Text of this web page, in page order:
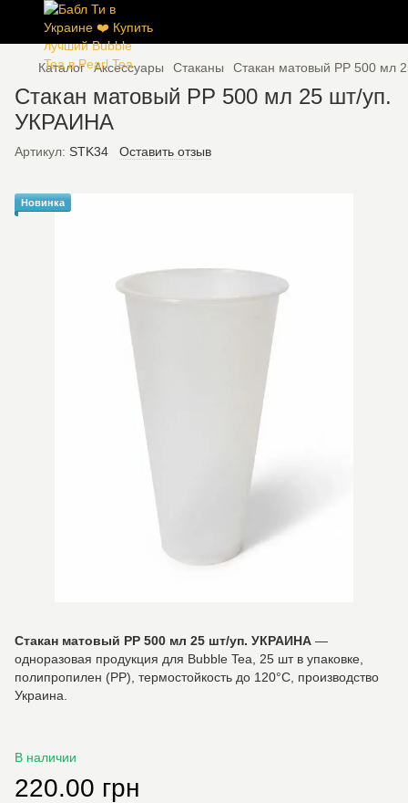
Каталог Аксессуары Стаканы Стакан матовый PP 500 мл
Стакан матовый PP 500 мл 25 шт/уп.
УКРАИНА
Артикул: STK34 Оставить отзыв
Новинка
Стакан матовый PP 500 мл 25 шт/уп. УКРАИНА —
одноразовая продукция для Bubble Tea, 25 шт в упаковке,
полипропилен (PP), термостойкость до 120°C, производство
Украина.
В наличии
220.00 грн